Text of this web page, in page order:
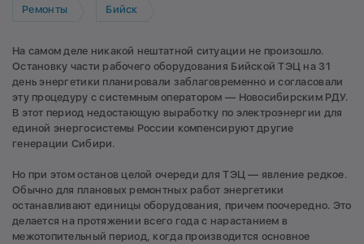
Ремонты Бийск
На самом деле никакой нештатной ситуации не произошло.
Остановку части рабочего оборудования Бийской ТЭЦ на 31
день энергетики планировали заблаговременно и согласовали
эту процедуру с системным оператором — Новосибирским РДУ.
В этот период недостающую выработку по электроэнергии для
единой энергосистемы России компенсируют другие
генерации Сибири.
Но при этом останов целой очереди для ТЭЦ — явление редкое.
Обычно для плановых ремонтных работ энергетики
останавливают единицы оборудования, причем поочередно. Это
делается на протяжении всего года с нарастанием в
межотопительный период, когда производится основное